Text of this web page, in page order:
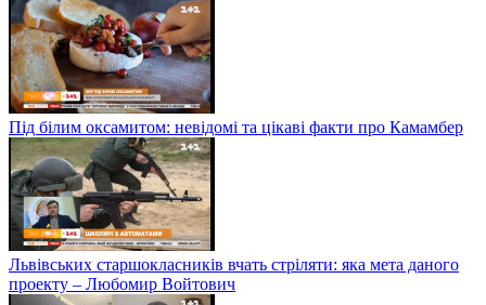
Під білим оксамитом: невідомі та цікаві факти про Камамбер
Львівських старшокласників вчать стріляти: яка мета даного
проекту – Любомир Войтович